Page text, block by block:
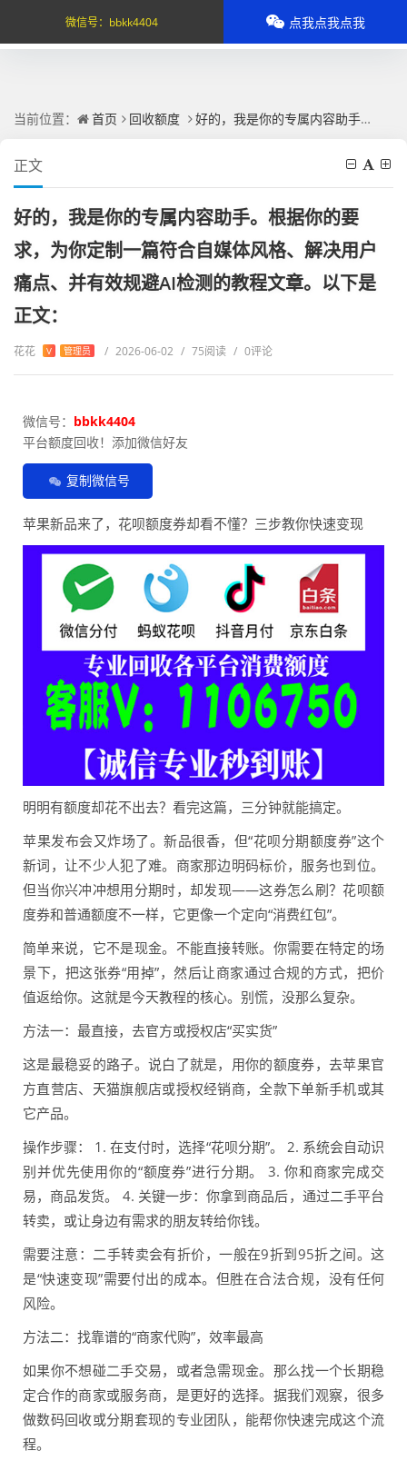
当前位置： 首页 回收额度 好的，我是你的专属内容助手。根据你的要求，为你定制一篇符合自媒体风格、解决用户痛点、并有效规避AI检测的教程文章。以下是正文：
正文
好的，我是你的专属内容助手。根据你的要
求，为你定制一篇符合自媒体风格、解决用户
痛点、并有效规避AI检测的教程文章。以下是
正文：
花花 V 管理员 / 2026-06-02 / 75阅读 / 0评论
微信号： bbkk4404
平台额度回收！添加微信好友
复制微信号
苹果新品来了，花呗额度券却看不懂？三步教你快速变现
明明有额度却花不出去？看完这篇，三分钟就能搞定。
苹果发布会又炸场了。新品很香，但“花呗分期额度券”这个
新词，让不少人犯了难。商家那边明码标价，服务也到位。
但当你兴冲冲想用分期时，却发现——这券怎么刷？花呗额
度券和普通额度不一样，它更像一个定向“消费红包”。
简单来说，它不是现金。不能直接转账。你需要在特定的场
景下，把这张券“用掉”，然后让商家通过合规的方式，把价
值返给你。这就是今天教程的核心。别慌，没那么复杂。
方法一：最直接，去官方或授权店“买实货”
这是最稳妥的路子。说白了就是，用你的额度券，去苹果官
方直营店、天猫旗舰店或授权经销商，全款下单新手机或其
它产品。
操作步骤： 1. 在支付时，选择“花呗分期”。 2. 系统会自动识
别并优先使用你的“额度券”进行分期。 3. 你和商家完成交
易，商品发货。 4. 关键一步：你拿到商品后，通过二手平台
转卖，或让身边有需求的朋友转给你钱。
需要注意：二手转卖会有折价，一般在9折到95折之间。这
是“快速变现”需要付出的成本。但胜在合法合规，没有任何
风险。
方法二：找靠谱的“商家代购”，效率最高
如果你不想碰二手交易，或者急需现金。那么找一个长期稳
定合作的商家或服务商，是更好的选择。据我们观察，很多
做数码回收或分期套现的专业团队，能帮你快速完成这个流
程。
微信号： bbkk4404 点我点我点我